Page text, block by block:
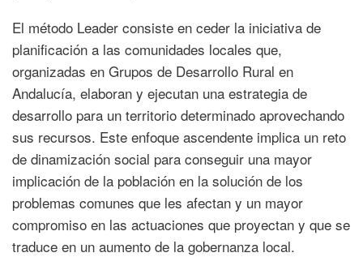
El método Leader consiste en ceder la iniciativa de
planificación a las comunidades locales que,
organizadas en Grupos de Desarrollo Rural en
Andalucía, elaboran y ejecutan una estrategia de
desarrollo para un territorio determinado aprovechando
sus recursos. Este enfoque ascendente implica un reto
de dinamización social para conseguir una mayor
implicación de la población en la solución de los
problemas comunes que les afectan y un mayor
compromiso en las actuaciones que proyectan y que se
traduce en un aumento de la gobernanza local.